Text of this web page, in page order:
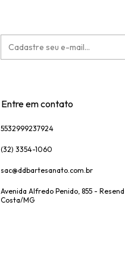
Entre em contato
5532999237924
(32) 3354-1060
sac@ddbartesanato.com.br
Avenida Alfredo Penido, 855 -
Costa/MG